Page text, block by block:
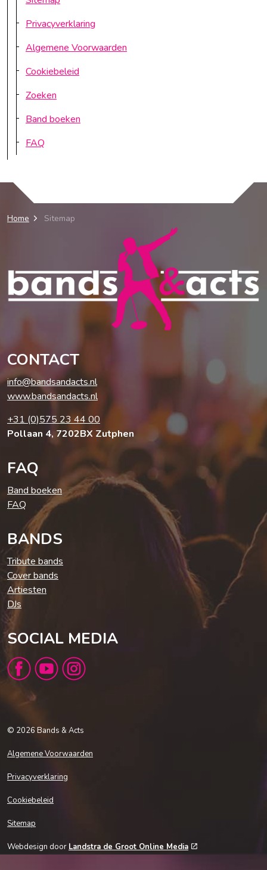
Privacyverklaring
Algemene Voorwaarden
Cookiebeleid
Zoeken
Band boeken
FAQ
Home Sitemap
CONTACT
info@bandsandacts.nl
www.bandsandacts.nl
+31 (0)575 23 44 00
Pollaan 4, 7202BX Zutphen
FAQ
Band boeken
FAQ
BANDS
Tribute bands
Cover bands
Artiesten
DJs
SOCIAL MEDIA
https://www.facebook.com/BandsandActs/
https://www.youtube.com/@bandsandactsNL
© 2026 Bands & Acts
Algemene Voorwaarden
Privacyverklaring
Cookiebeleid
Sitemap
Webdesign door Landstra de Groot Online Media